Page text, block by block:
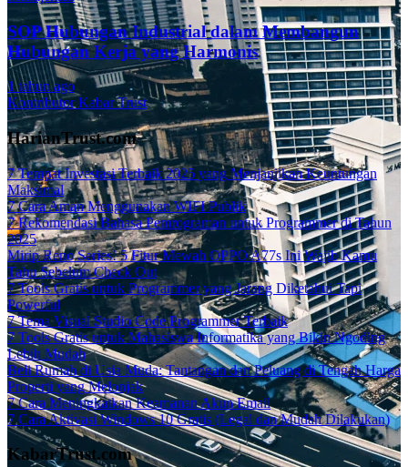
SOP Hubungan Industrial dalam Membangun
Hubungan Kerja yang Harmonis
1 tahun ago
Kontributor Kabar Trust
HarianTrust.com
7 Tempat Investasi Terbaik 2025 yang Menjanjikan Keuntungan
Maksimal
7 Cara Aman Menggunakan WIFI Publik
7 Rekomendasi Bahasa Pemrograman untuk Programmer di Tahun
2025
Mirip Reno Series! 5 Fitur Mewah OPPO A77s Ini Wajib Kamu
Tahu Sebelum Check Out
7 Tools Gratis untuk Programmer yang Jarang Diketahui Tapi
Powerful
7 Tema Visual Studio Code Programmer Terbaik
7 Tools Gratis untuk Mahasiswa Informatika yang Bikin Ngoding
Lebih Mudah
Beli Rumah di Usia Muda: Tantangan dan Peluang di Tengah Harga
Properti yang Melonjak
7 Cara Meningkatkan Keamanan Akun Email
7 Cara Aktivasi Windows 10 Gratis (Legal dan Mudah Dilakukan)
KabarTrust.com